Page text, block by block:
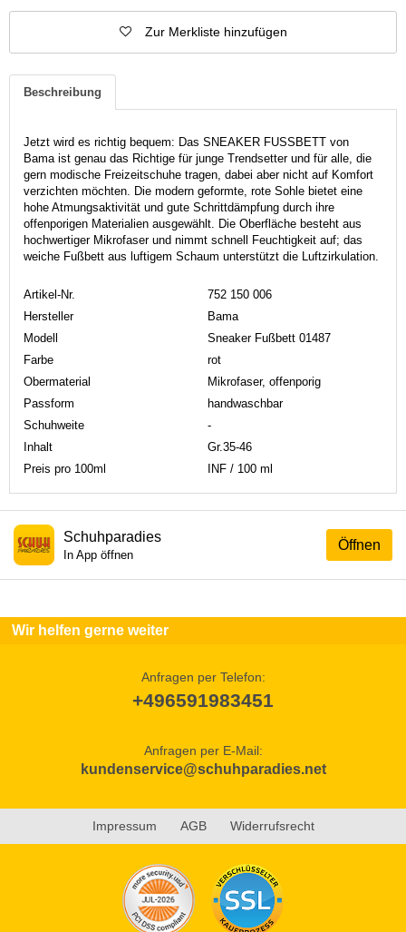
Zur Merkliste hinzufügen
Beschreibung
Jetzt wird es richtig bequem: Das SNEAKER FUSSBETT von
Bama ist genau das Richtige für junge Trendsetter und für alle, die
gern modische Freizeitschuhe tragen, dabei aber nicht auf Komfort
verzichten möchten. Die modern geformte, rote Sohle bietet eine
hohe Atmungsaktivität und gute Schrittdämpfung durch ihre
offenporigen Materialien ausgewählt. Die Oberfläche besteht aus
hochwertiger Mikrofaser und nimmt schnell Feuchtigkeit auf; das
weiche Fußbett aus luftigem Schaum unterstützt die Luftzirkulation.
Artikel-Nr.
752 150 006
Hersteller
Bama
Modell
Sneaker Fußbett 01487
Farbe
rot
Obermaterial
Mikrofaser, offenporig
Passform
handwaschbar
Schuhweite
-
Inhalt
Gr.35-46
Preis pro 100ml
INF / 100 ml
Öffnen
Schuhparadies
In App öffnen
Wir helfen gerne weiter
Anfragen per Telefon:
+496591983451
Anfragen per E-Mail:
kundenservice@schuhparadies.net
Impressum AGB Widerrufsrecht